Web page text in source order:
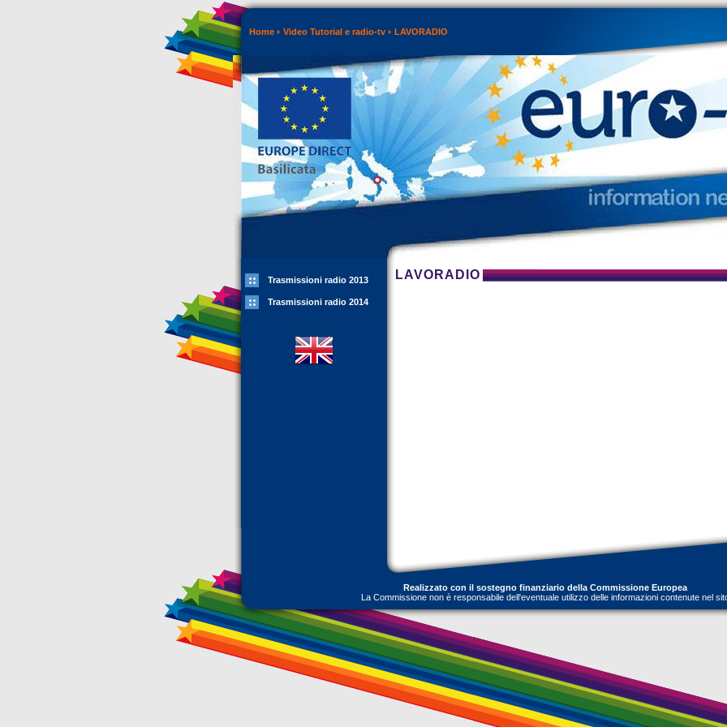
Home Video Tutorial e radio-tv LAVORADIO
Trasmissioni radio 2013
Trasmissioni radio 2014
LAVORADIO
Realizzato con il sostegno finanziario della Commissione Europea
La Commissione non è responsabile dell'eventuale utilizzo delle informazioni contenute nel